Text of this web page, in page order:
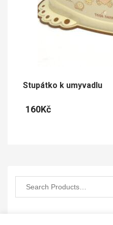
Stupátko k umyvadlu
160Kč